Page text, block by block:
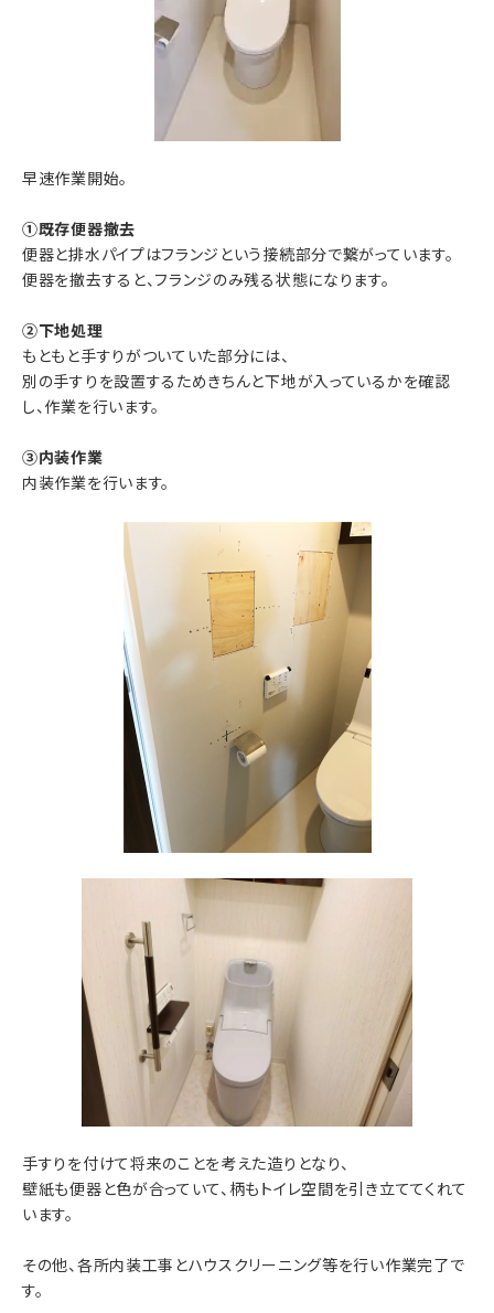
早速作業開始。
①既存便器撤去
便器と排水パイプはフランジという接続部分で繋がっています。
便器を撤去すると、フランジのみ残る状態になります。
②下地処理
もともと手すりがついていた部分には、
別の手すりを設置するためきちんと下地が入っているかを確認
し、作業を行います。
③内装作業
内装作業を行います。
手すりを付けて将来のことを考えた造りとなり、
壁紙も便器と色が合っていて、柄もトイレ空間を引き立ててくれて
います。
その他、各所内装工事とハウスクリーニング等を行い作業完了で
す。